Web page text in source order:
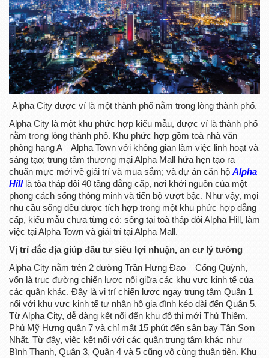
Alpha City được ví là một thành phố nằm trong lòng thành phố.
Alpha City là một khu phức hợp kiểu mẫu, được ví là thành phố
nằm trong lòng thành phố. Khu phức hợp gồm toà nhà văn
phòng hạng A – Alpha Town với không gian làm việc linh hoạt và
sáng tạo; trung tâm thương mại Alpha Mall hứa hẹn tạo ra
chuẩn mực mới về giải trí và mua sắm; và dự án căn hộ Alpha
Hilllà tòa tháp đôi 40 tầng đẳng cấp, nơi khởi nguồn của một
phong cách sống thông minh và tiến bộ vượt bậc. Như vậy, mọi
nhu cầu sống đều được tích hợp trong một khu phức hợp đẳng
cấp, kiểu mẫu chưa từng có: sống tại toà tháp đôi Alpha Hill, làm
việc tại Alpha Town và giải trí tại Alpha Mall.
Vị trí đắc địa giúp đầu tư siêu lợi nhuận, an cư lý tưởng
Alpha City nằm trên 2 đường Trần Hưng Đạo – Cống Quỳnh,
vốn là trục đường chiến lược nối giữa các khu vực kinh tế của
các quận khác. Đây là vị trí chiến lược ngay trung tâm Quận 1
nối với khu vực kinh tế tư nhân hộ gia đình kéo dài đến Quận 5.
Từ Alpha City, dễ dàng kết nối đến khu đô thị mới Thủ Thiêm,
Phú Mỹ Hưng quận 7 và chỉ mất 15 phút đến sân bay Tân Sơn
Nhất. Từ đây, việc kết nối với các quận trung tâm khác như
Bình Thạnh, Quận 3, Quận 4 và 5 cũng vô cùng thuận tiện. Khu